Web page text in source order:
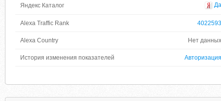
Яндекс Каталог Да
Alexa Traffic Rank 4022593
Alexa Country Нет данных
История изменения показателей Авторизация